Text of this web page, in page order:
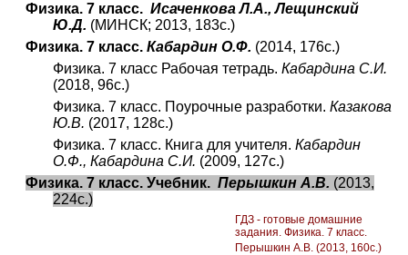
Физика. 7 класс. Исаченкова Л.А., Лещинский
Ю.Д. (МИНСК; 2013, 183с.)
Физика. 7 класс. Кабардин О.Ф. (2014, 176с.)
Физика. 7 класс Рабочая тетрадь. Кабардина С.И.
(2018, 96с.)
Физика. 7 класс. Поурочные разработки. Казакова
Ю.В. (2017, 128с.)
Физика. 7 класс. Книга для учителя. Кабардин
О.Ф., Кабардина С.И. (2009, 127с.)
Физика. 7 класс. Учебник. Перышкин А.В. (2013,
224с.)
ГДЗ - готовые домашние
задания. Физика. 7 класс.
Перышкин А.В. (2013, 160с.)